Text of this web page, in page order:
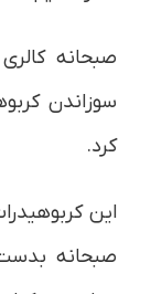
صبحانه
سوزاندن
کرد.
این
صبحانه بدست